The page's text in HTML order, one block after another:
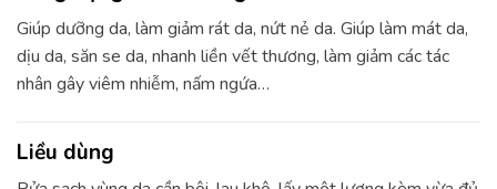
Giúp dưỡng da, làm giảm rát da, nứt nẻ da. Giúp làm mát da,
dịu da, săn se da, nhanh liền vết thương, làm giảm các tác
nhân gây viêm nhiễm, nấm ngứa…
Liều dùng